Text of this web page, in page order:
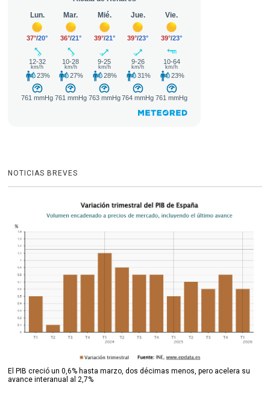
NOTICIAS BREVES
El PIB creció un 0,6% hasta marzo, dos décimas menos, pero acelera su
avance interanual al 2,7%